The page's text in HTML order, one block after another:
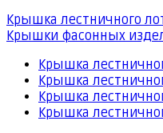
Крышка лестничного
Крышки фасонных
Крышка
Крышка
Крышка
Крышка